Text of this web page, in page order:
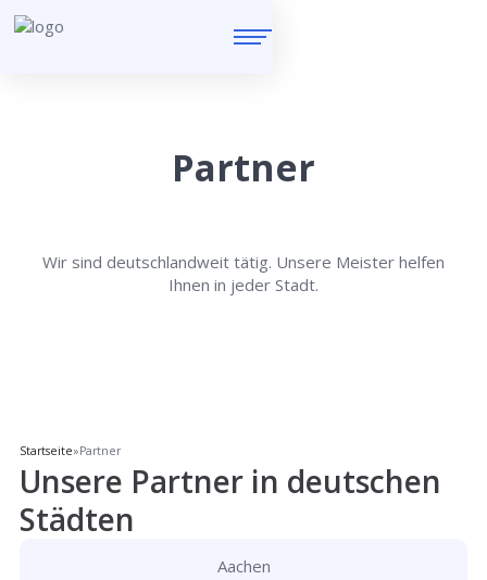
Partner
Wir sind deutschlandweit tätig. Unsere Meister helfen
Ihnen in jeder Stadt.
Startseite»Partner
Unsere Partner in deutschen
Städten
Aachen